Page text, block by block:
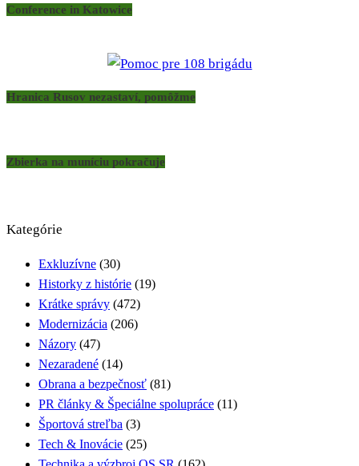
Conference in Katowice
Hranica Rusov nezastaví, pomôžme
Zbierka na muníciu pokračuje
Kategórie
Exkluzívne (30)
Historky z histórie (19)
Krátke správy (472)
Modernizácia (206)
Názory (47)
Nezaradené (14)
Obrana a bezpečnosť (81)
PR články & Špeciálne spolupráce (11)
Športová streľba (3)
Tech & Inovácie (25)